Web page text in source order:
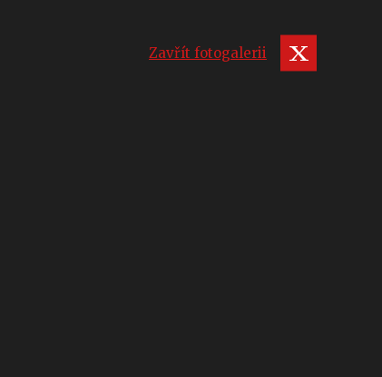
Zavřít fotogalerii